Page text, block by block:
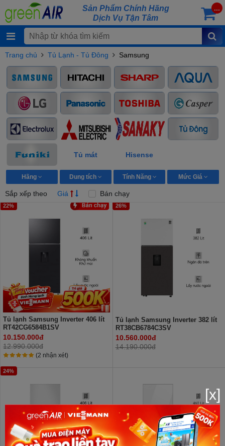
Sản Phẩm Chính Hãng
Dịch Vụ Tận Tâm
...
Trang chủ Tủ Lạnh - Tủ Đông Samsung
Tủ mát Hisense
Hãng Dung tích Tính Năng Mức Giá
Sắp xếp theo Giá Bán chạy
22%
Tủ lạnh Samsung Inverter 406 lít
RT42CG6584B1SV
10.150.000đ
12.990.000đ
(2 nhận xét)
26%
Tủ lạnh Samsung Inverter 382 lít
RT38CB6784C3SV
10.560.000đ
14.190.000đ
24%
[x]